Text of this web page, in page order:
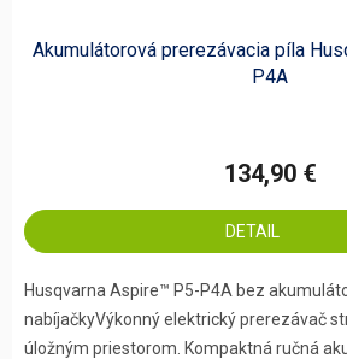
Akumulátorová prerezávacia píla
P4A
134,90 €
DETAIL
Husqvarna Aspire™ P5-P4A bez
nabíjačkyVýkonný elektrický prerezávač
úložným priestorom. Kompaktná ručná